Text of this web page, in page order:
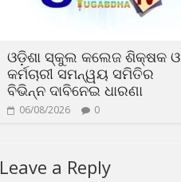
ଓଡ଼ିଶା ସ୍କୁଲ କଲେଜ ଶିକ୍ଷକ ଓ
କର୍ମଚାରୀ ସମନ୍ୱୟ ସମିତିର
ବିଭିନ୍ନ ଦାବିନେଇ ଧାରଣା
06/08/2026 0
Leave a Reply